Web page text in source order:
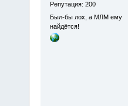
Репутация: 200
Был-бы лох, а МЛМ ему
найдётся!